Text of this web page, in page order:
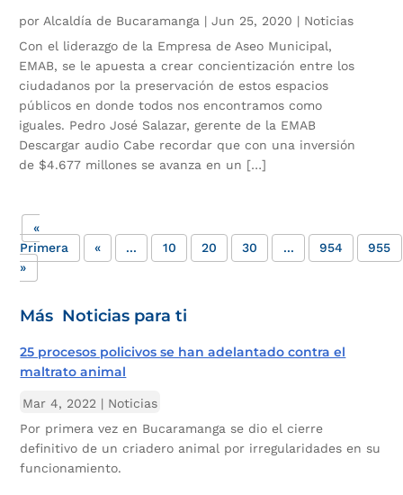
por Alcaldía de Bucaramanga |Jun 25, 2020 | Noticias
Con el liderazgo de la Empresa de Aseo Municipal,
EMAB, se le apuesta a crear concientización entre los
ciudadanos por la preservación de estos espacios
públicos en donde todos nos encontramos como
iguales. Pedro José Salazar, gerente de la EMAB
Descargar audio Cabe recordar que con una inversión
de $4.677 millones se avanza en un […]
«
Primera
« ... 10 20 30 ... 954
955
»
Más Noticias para ti
25 procesos policivos se han adelantado contra el
maltrato animal
Mar 4, 2022 | Noticias
Por primera vez en Bucaramanga se dio el cierre
definitivo de un criadero animal por irregularidades en su
funcionamiento.